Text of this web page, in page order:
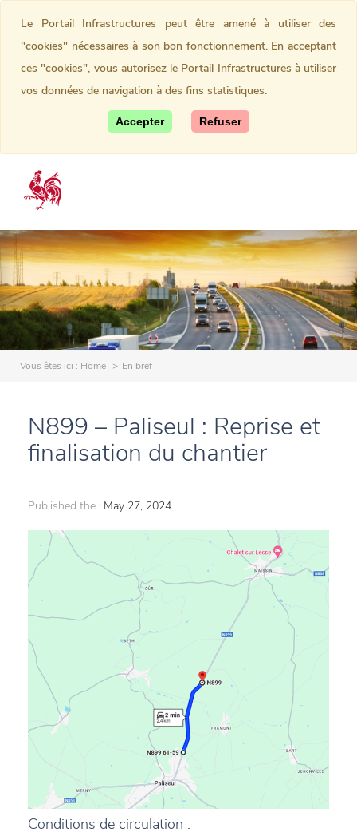
Vous êtes ici : Home En bref
N899 – Paliseul : Reprise et
finalisation du chantier
Published the : May 27, 2024
Conditions de circulation :
Le Portail Infrastructures peut être amené à utiliser des
"cookies" nécessaires à son bon fonctionnement. En acceptant
ces "cookies", vous autorisez le Portail Infrastructures à utiliser
vos données de navigation à des fins statistiques.
Accepter Refuser